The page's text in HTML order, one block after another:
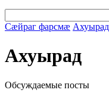
Сæйраг фарсмæ Ахуырад
Ахуырад
Обсуждаемые посты